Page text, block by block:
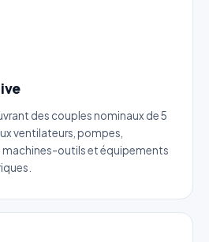
des couples nominaux de 5
ventilateurs, pompes,
machines-outils et équipements
: Chaine de
24h — Sans engagement